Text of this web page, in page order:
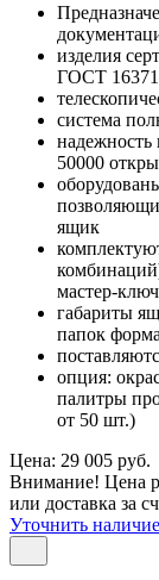
изделия
ГОСТ
система
50000
ящик
мастер-
габариты
папок
опция:
палитры
от 50 шт.)
Цена: 29 005 руб.
Внимание! Цена
или доставка за
Уточнить наличие